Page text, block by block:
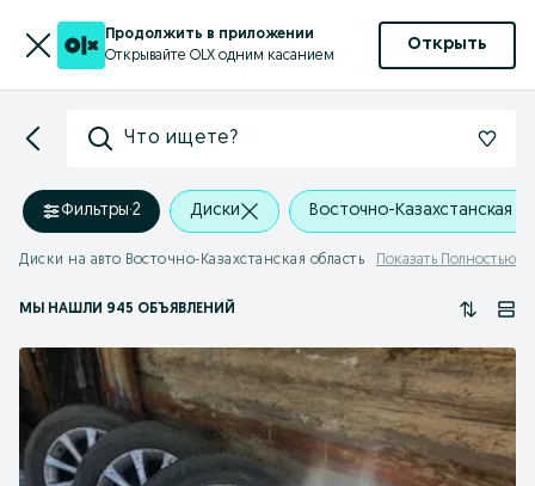
Продолжить в приложении
Открывайте OLX одним касанием
Открыть
Что ищете?
Фильтры·2 Диски Восточно-Казахстанская
Диски на авто Восточно-Казахстанская область Показать Полностью
МЫ НАШЛИ 945 ОБЪЯВЛЕНИЙ